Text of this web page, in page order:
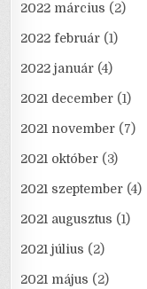
2022 március (2)
2022 február (1)
2022 január (4)
2021 december (1)
2021 november (7)
2021 október (3)
2021 szeptember (4)
2021 augusztus (1)
2021 július (2)
2021 május (2)